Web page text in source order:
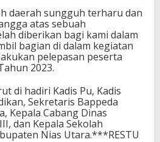
daerah sungguh terharu dan
atas sebuah
diberikan bagi kami dalam
bagian di dalam kegiatan
pelepasan peserta
2023.
di hadiri Kadis Pu, Kadis
Sekretaris Bappeda
Kepala Cabang Dinas
dan Kepala Sekolah
Nias Utara.***RESTU